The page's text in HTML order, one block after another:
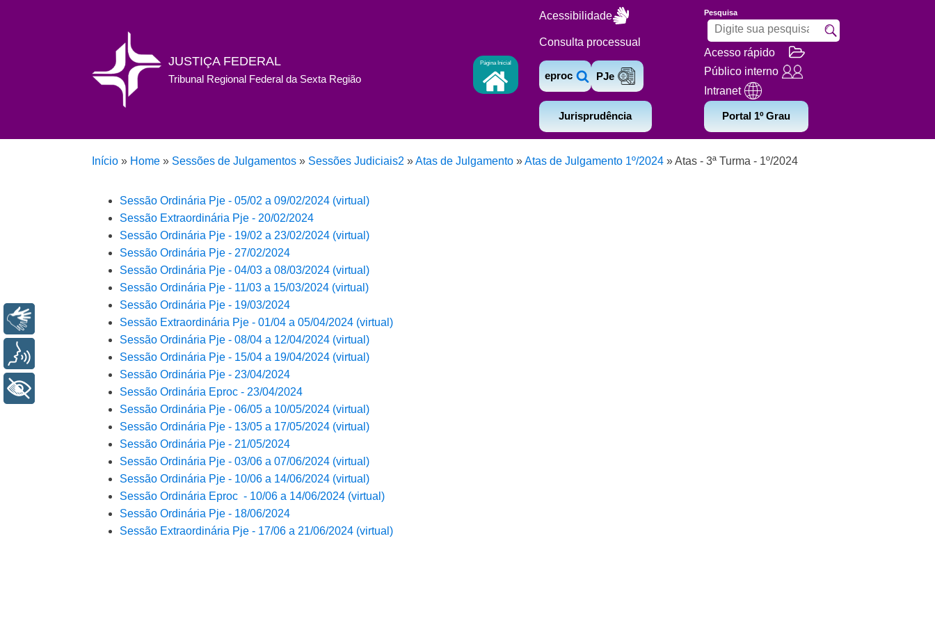
JUSTIÇA FEDERAL
Tribunal Regional Federal da Sexta Região
Página Inicial
Acessibilidade
Consulta processual
eproc PJe
Jurisprudência
Pesquisa
Acesso rápido
Público interno
Intranet
Portal 1º Grau
Início » Home » Sessões de Julgamentos » Sessões Judiciais2 »Atas de Julgamento »Atas de Julgamento 1º/2024 »Atas - 3ª Turma - 1º/2024
Sessão Ordinária Pje - 05/02 a 09/02/2024 (virtual)
Sessão Extraordinária Pje - 20/02/2024
Sessão Ordinária Pje - 19/02 a 23/02/2024 (virtual)
Sessão Ordinária Pje - 27/02/2024
Sessão Ordinária Pje - 04/03 a 08/03/2024 (virtual)
Sessão Ordinária Pje - 11/03 a 15/03/2024 (virtual)
Sessão Ordinária Pje - 19/03/2024
Sessão Extraordinária Pje - 01/04 a 05/04/2024 (virtual)
Sessão Ordinária Pje - 08/04 a 12/04/2024 (virtual)
Sessão Ordinária Pje - 15/04 a 19/04/2024 (virtual)
Sessão Ordinária Pje - 23/04/2024
Sessão Ordinária Eproc - 23/04/2024
Sessão Ordinária Pje - 06/05 a 10/05/2024 (virtual)
Sessão Ordinária Pje - 13/05 a 17/05/2024 (virtual)
Sessão Ordinária Pje - 21/05/2024
Sessão Ordinária Pje - 03/06 a 07/06/2024 (virtual)
Sessão Ordinária Pje - 10/06 a 14/06/2024 (virtual)
Sessão Ordinária Eproc - 10/06 a 14/06/2024 (virtual)
Sessão Ordinária Pje - 18/06/2024
Sessão Extraordinária Pje - 17/06 a 21/06/2024 (virtual)
+ Acessibilidade